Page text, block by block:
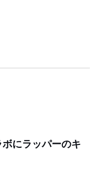
ボにラッパーのキ